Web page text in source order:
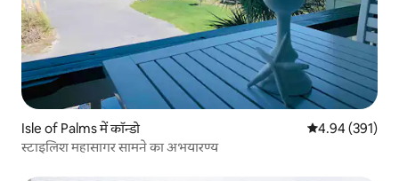
Isle of Palms में कॉन्डो औसत रेटिंग 5 में से
4.94 (391)
स्टाइलिश महासागर सामने का अभयारण्य